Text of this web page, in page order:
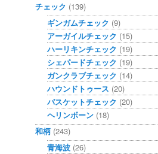
チェック (139)
ギンガムチェック (9)
アーガイルチェック (15)
ハーリキンチェック (19)
シェパードチェック (19)
ガンクラブチェック (14)
ハウンドトゥース (20)
バスケットチェック (20)
ヘリンボーン (18)
和柄 (243)
青海波 (26)